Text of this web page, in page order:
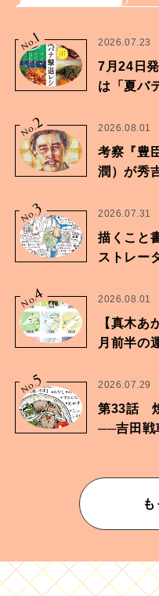
No.
1 2026.07.23
7月24日
は「夏バ
No.2 2026.08.01
考察『豊
潤）が秀
No.
3 2026.07.31
描くこと
ストレー
No.
4 2026.08.01
【真木あ
月前半の
No.
5 2026.07.29
第33話
──吉田戦